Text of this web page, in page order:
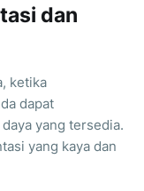
dan
ketika
dapat
yang tersedia.
yang kaya dan